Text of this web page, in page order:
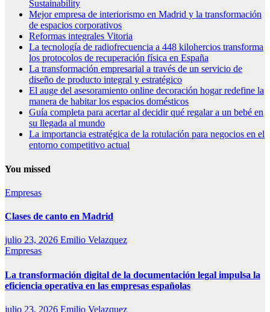
Sustainability
Mejor empresa de interiorismo en Madrid y la transformación
de espacios corporativos
Reformas integrales Vitoria
La tecnología de radiofrecuencia a 448 kilohercios transforma
los protocolos de recuperación física en España
La transformación empresarial a través de un servicio de
diseño de producto integral y estratégico
El auge del asesoramiento online decoración hogar redefine la
manera de habitar los espacios domésticos
Guía completa para acertar al decidir qué regalar a un bebé en
su llegada al mundo
La importancia estratégica de la rotulación para negocios en el
entorno competitivo actual
You missed
Empresas
Clases de canto en Madrid
julio 23, 2026 Emilio Velazquez
Empresas
La transformación digital de la documentación legal impulsa la
eficiencia operativa en las empresas españolas
julio 23, 2026 Emilio Velazquez